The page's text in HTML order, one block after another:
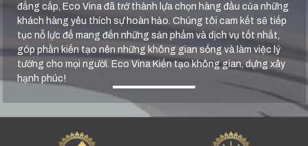
đẳng cấp, Eco Vina đã trở thành lựa chọn hàng đầu của những
khách hàng yêu thích sự hoàn hảo. Chúng tôi cam kết sẽ tiếp
tục nỗ lực để mang đến những sản phẩm và dịch vụ tốt nhất,
góp phần kiến tạo nên những không gian sống và làm việc lý
tưởng cho mọi người. Eco Vina Kiến tạo không gian, dựng xây
hạnh phúc!